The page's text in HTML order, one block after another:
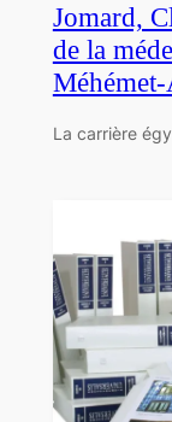
Jomard,
de la
La carrière